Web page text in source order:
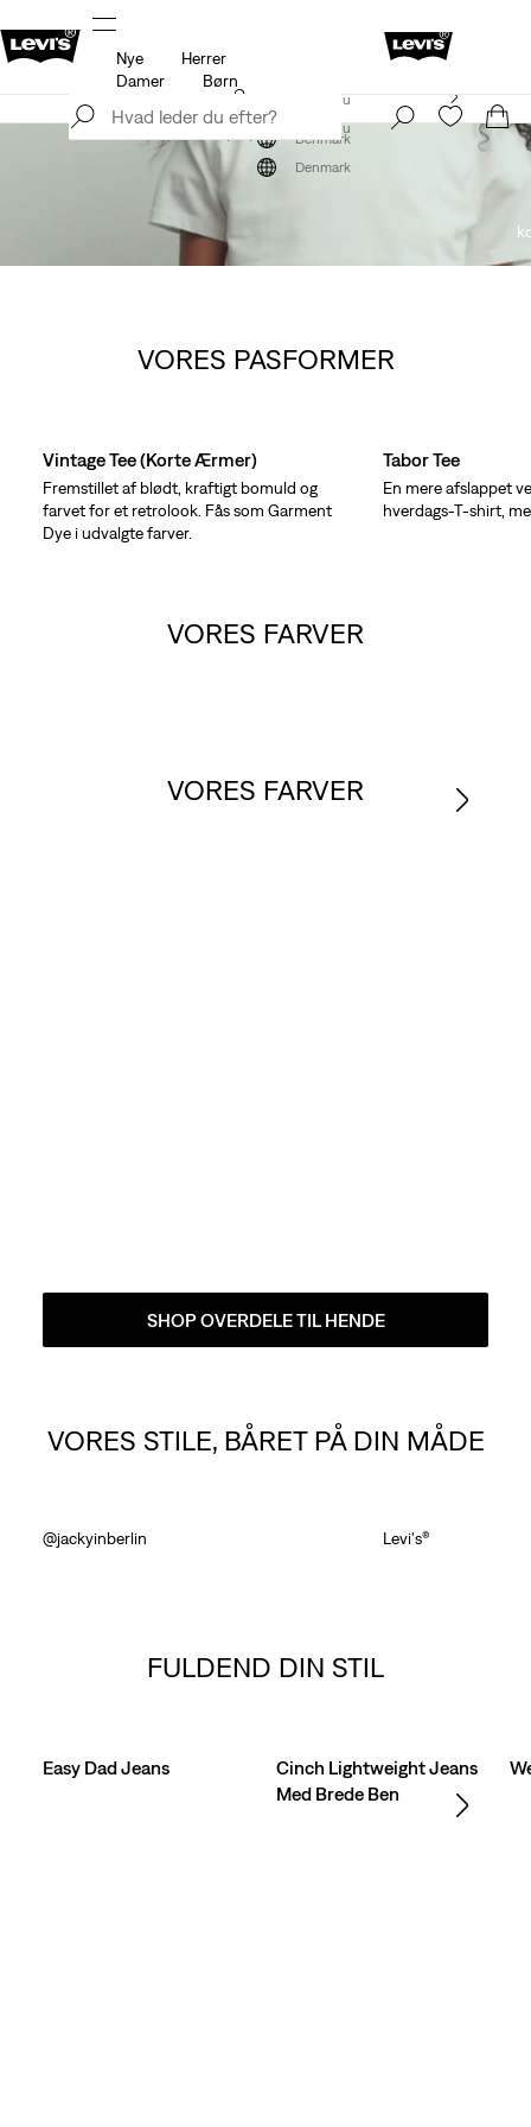
Opdateret politik for levering og returnering
til
Tilmeld dig nu
Denmark
Nye
Herrer
Damer
Børn
Levi's®-appen. Det bedste fra Levi's®, skræddersyet til
Tilmeld dig nu
Denmark
VORES PASFORMER
Vintage Tee (korte Ærmer)
Fremstillet af blødt, kraftigt bomuld og
farvet for et retrolook. Fås som Garment
Dye i udvalgte farver.
Tabor Tee
En mere afslappet
hverdags‑T‑shirt,
VORES FARVER
VORES FARVER
SHOP OVERDELE TIL HENDE
VORES STILE, BÅRET PÅ DIN MÅDE
@jackyinberlin Levi's®
FULDEND DIN STIL
Easy Dad Jeans
Cinch Lightweight Jeans
Med Brede Ben